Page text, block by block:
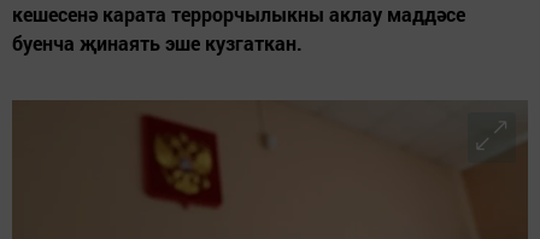
кешесенә карата террорчылыкны аклау маддәсе
буенча җинаять эше кузгаткан.